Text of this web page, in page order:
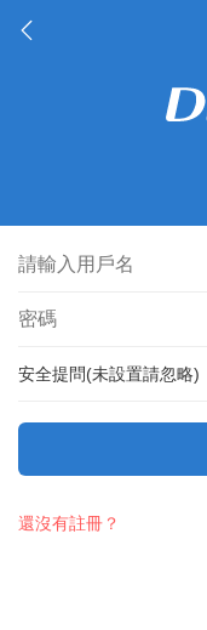
安全提問(未設置請忽略)
還沒有註冊？